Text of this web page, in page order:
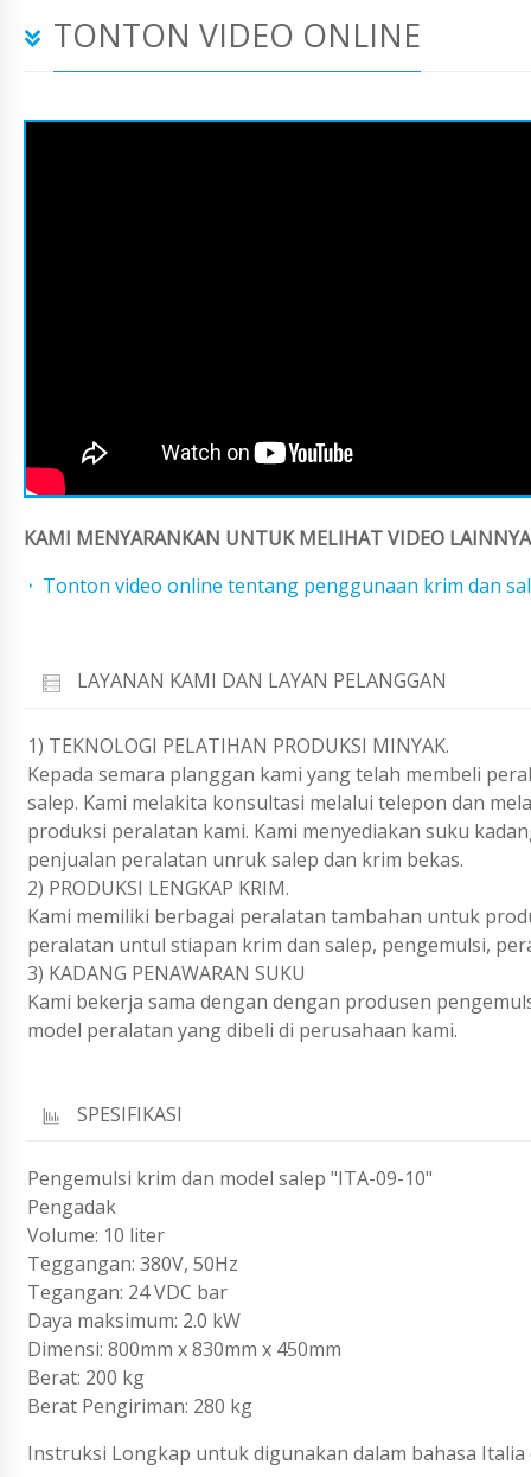
TONTON VIDEO ONLINE
KAMI MENYARANKAN UNTUK MELIHAT VIDEO
Tonton video online tentang penggunaan krim dan
LAYANAN KAMI DAN LAYAN PELANGGAN
1) TEKNOLOGI PELATIHAN PRODUKSI MINYAK.
Kepada semara planggan kami yang telah membeli
salep. Kami melakita konsultasi melalui telepon dan
produksi peralatan kami. Kami menyediakan suku
penjualan peralatan unruk salep dan krim bekas.
2) PRODUKSI LENGKAP KRIM.
Kami memiliki berbagai peralatan tambahan untuk
peralatan untul stiapan krim dan salep, pengemulsi,
3) KADANG PENAWARAN SUKU
Kami bekerja sama dengan dengan produsen
model peralatan yang dibeli di perusahaan kami.
SPESIFIKASI
Pengemulsi krim dan model salep "ITA-09-10"
Pengadak
Volume: 10 liter
Teggangan: 380V, 50Hz
Tegangan: 24 VDC bar
Daya maksimum: 2.0 kW
Dimensi: 800mm x 830mm x 450mm
Berat: 200 kg
Berat Pengiriman: 280 kg
Instruksi Longkap untuk digunakan dalam bahasa Italia